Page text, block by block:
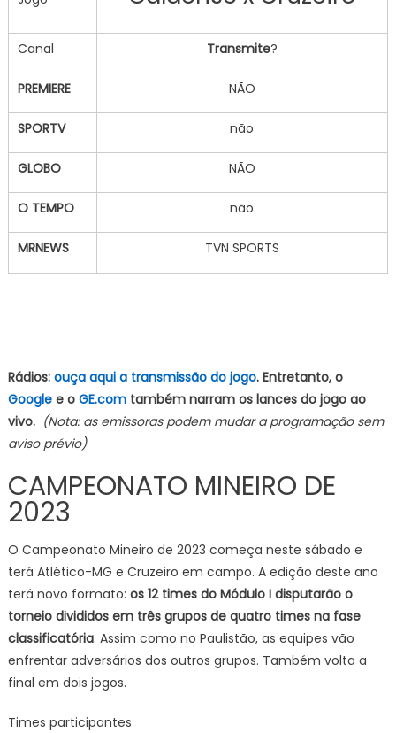
Canal Transmite?
PREMIERE NÃO
SPORTV não
GLOBO NÃO
O TEMPO não
MRNEWS TVN SPORTS
Rádios: ouça aqui a transmissão do jogo. Entretanto, o
Googlee o GE.comtambém narram os lances do jogo ao
vivo. (Nota: as emissoras podem mudar a programação sem
aviso prévio)
CAMPEONATO MINEIRO DE
2023
O Campeonato Mineiro de 2023 começa neste sábado e
terá Atlético-MG e Cruzeiro em campo. A edição deste ano
terá novo formato: os 12 times do Módulo I disputarão o
torneio divididos em três grupos de quatro times na fase
classificatória. Assim como no Paulistão, as equipes vão
enfrentar adversários dos outros grupos. Também volta a
final em dois jogos.
Times participantes